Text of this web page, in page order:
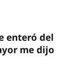
enteró del
me dijo